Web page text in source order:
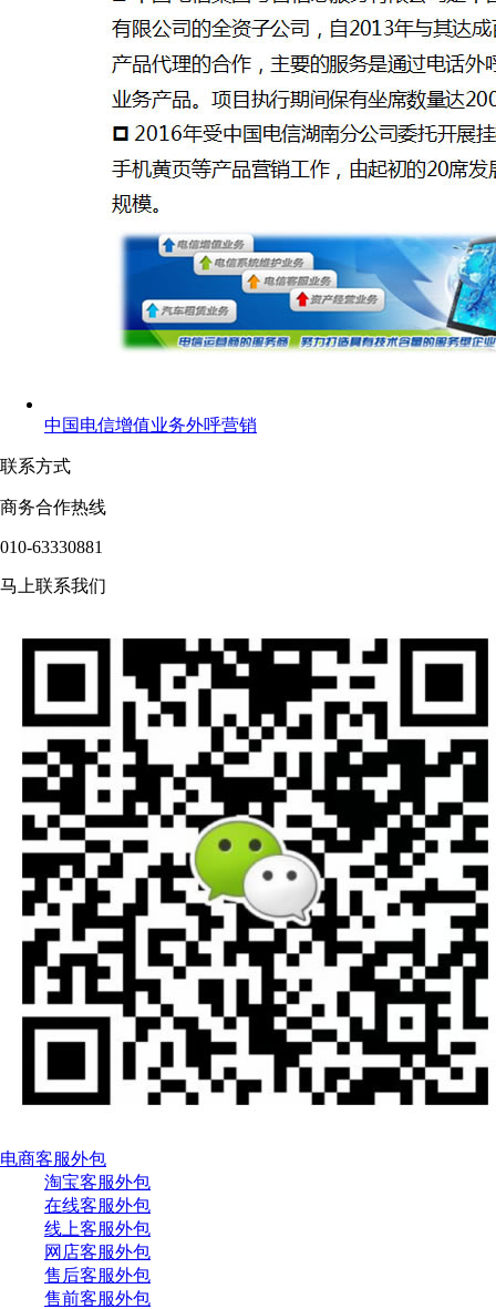
中国电信增值业务外呼营销
联系方式
商务合作热线
010-63330881
马上联系我们
电商客服外包
淘宝客服外包
在线客服外包
线上客服外包
网店客服外包
售后客服外包
售前客服外包